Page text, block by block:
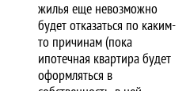
жилья еще невозможно
будет отказаться по каким-
то причинам (пока
ипотечная квартира будет
оформляться в